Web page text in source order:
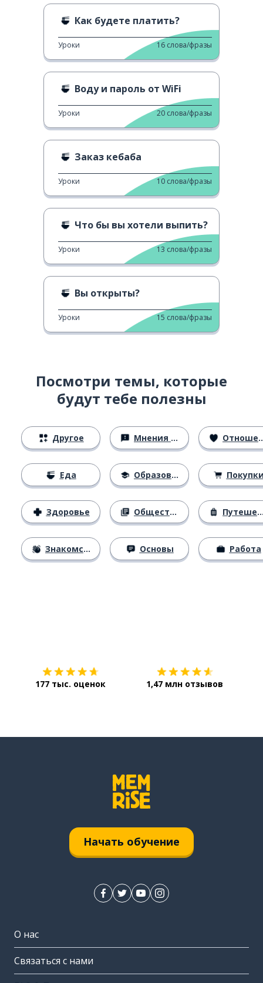
Как будете платить?
Уроки 16 слова/фразы
Воду и пароль от WiFi
Уроки 20 слова/фразы
Заказ кебаба
Уроки 10 слова/фразы
Что бы вы хотели выпить?
Уроки 13 слова/фразы
Вы открыты?
Уроки 15 слова/фразы
Посмотри темы, которые
будут тебе полезны
Другое
Еда
Здоровье
Знакомство
Мнения и убеждения
Образование
Общество
Основы
Отношения
Путешествия
Работа
177 тыс. оценок 1,47 млн отзывов
Начать обучение
О нас
Связаться с нами